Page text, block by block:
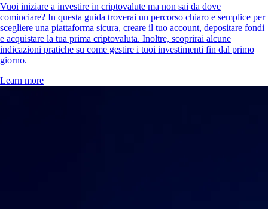
Vuoi iniziare a investire in criptovalute ma non sai da dove
cominciare? In questa guida troverai un percorso chiaro e semplice per
scegliere una piattaforma sicura, creare il tuo account, depositare fondi
e acquistare la tua prima criptovaluta. Inoltre, scoprirai alcune
indicazioni pratiche su come gestire i tuoi investimenti fin dal primo
giorno.
Learn more